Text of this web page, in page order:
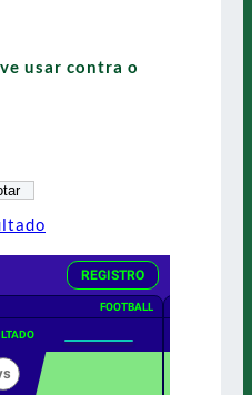
usar contra o